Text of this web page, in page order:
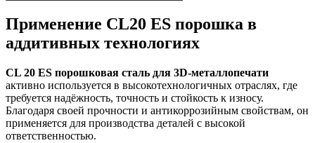
Применение CL20 ES порошка в
аддитивных технологиях
CL 20 ES порошковая сталь для 3D-металлопечати
активно используется в высокотехнологичных отраслях, где
требуется надёжность, точность и стойкость к износу.
Благодаря своей прочности и антикоррозийным свойствам, он
применяется для производства деталей с высокой
ответственностью.